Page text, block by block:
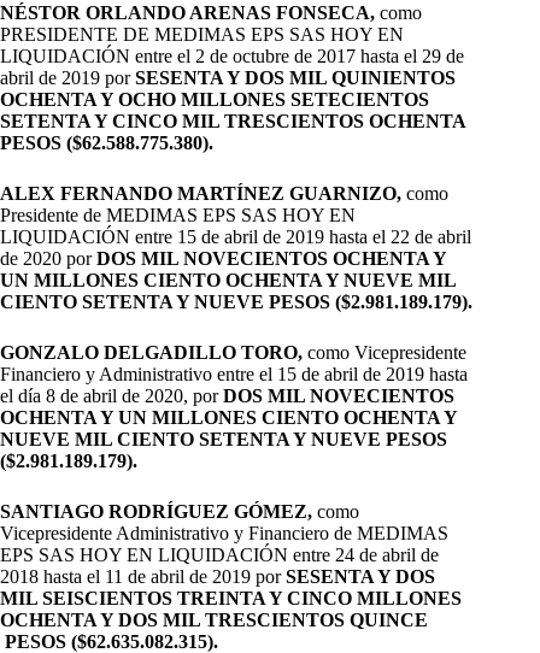
NÉSTOR ORLANDO ARENAS FONSECA, como
PRESIDENTE DE MEDIMAS EPS SAS HOY EN
LIQUIDACIÓN entre el 2 de octubre de 2017 hasta el 29 de
abril de 2019 porSESENTA Y DOS MIL QUINIENTOS
OCHENTA Y OCHO MILLONES SETECIENTOS
SETENTA Y CINCO MIL TRESCIENTOS OCHENTA
PESOS ($62.588.775.380).
ALEX FERNANDO MARTÍNEZ GUARNIZO, como
Presidente de MEDIMAS EPS SAS HOY EN
LIQUIDACIÓN entre 15 de abril de 2019 hasta el 22 de abril
de 2020 porDOS MIL NOVECIENTOS OCHENTA Y
UN MILLONES CIENTO OCHENTA Y NUEVE MIL
CIENTO SETENTA Y NUEVE PESOS ($2.981.189.179).
GONZALO DELGADILLO TORO, como Vicepresidente
Financiero y Administrativo entre el 15 de abril de 2019 hasta
el día 8 de abril de 2020, porDOS MIL NOVECIENTOS
OCHENTA Y UN MILLONES CIENTO OCHENTA Y
NUEVE MIL CIENTO SETENTA Y NUEVE PESOS
($2.981.189.179).
SANTIAGO RODRÍGUEZ GÓMEZ, como
Vicepresidente Administrativo y Financiero de MEDIMAS
EPS SAS HOY EN LIQUIDACIÓN entre 24 de abril de
2018 hasta el 11 de abril de 2019 porSESENTA Y DOS
MIL SEISCIENTOS TREINTA Y CINCO MILLONES
OCHENTA Y DOS MIL TRESCIENTOS QUINCE
PESOS ($62.635.082.315).